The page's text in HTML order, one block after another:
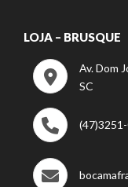
LOJA – BRUSQUE
Av. Dom
SC